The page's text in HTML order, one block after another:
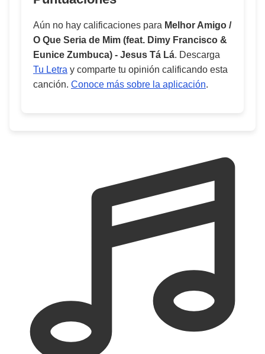
Aún no hay calificaciones para Melhor Amigo /
O Que Seria de Mim (feat. Dimy Francisco &
Eunice Zumbuca) - Jesus Tá Lá. Descarga
Tu Letra y comparte tu opinión calificando esta
canción. Conoce más sobre la aplicación.